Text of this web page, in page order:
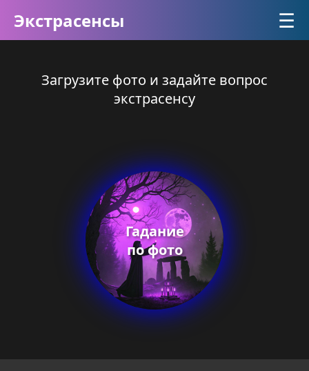
Экстрасенсы ☰
Загрузите фото и задайте вопрос
экстрасенсу
Гадание
по фото